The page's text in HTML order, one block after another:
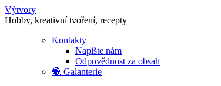
Výtvory
Hobby, kreativní tvoření, recepty
Kontakty
Napište nám
Odpovědnost za obsah
🧶 Galanterie